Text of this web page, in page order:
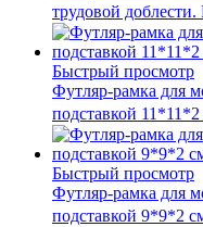
трудовой
Быстрый просмотр
Футляр-рамка для
подставкой 11*11*2
Быстрый просмотр
Футляр-рамка для
подставкой 9*9*2